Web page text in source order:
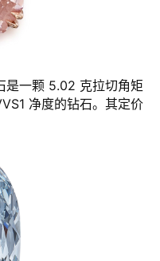
是一颗 5.02 克拉切角矩
净度的钻石。其定价